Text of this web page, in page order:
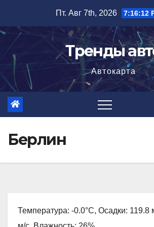
содержимому
Пт. Авг 7th, 2026 7:16:13
Тренды
Автокарта
Берлин
Температура: -0.0°C, Осадки: 119.8